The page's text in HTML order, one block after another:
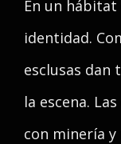
En un
identidad.
esclusas dan
la escena.
con minería